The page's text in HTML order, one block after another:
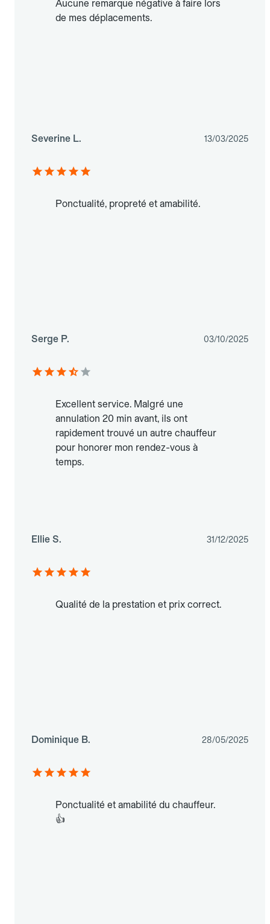
Aucune remarque négative à faire lors
de mes déplacements.
Severine L. 13/03/2025
Ponctualité, propreté et amabilité.
Serge P. 03/10/2025
Excellent service. Malgré une
annulation 20 min avant, ils ont
rapidement trouvé un autre chauffeur
pour honorer mon rendez-vous à
temps.
Ellie S. 31/12/2025
Qualité de la prestation et prix correct.
Dominique B. 28/05/2025
Ponctualité et amabilité du chauffeur.
👍